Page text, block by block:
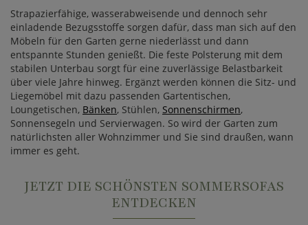
Strapazierfähige, wasserabweisende und dennoch sehr
einladende Bezugsstoffe sorgen dafür, dass man sich auf den
Möbeln für den Garten gerne niederlässt und dann
entspannte Stunden genießt. Die feste Polsterung mit dem
stabilen Unterbau sorgt für eine zuverlässige Belastbarkeit
über viele Jahre hinweg. Ergänzt werden können die Sitz- und
Liegemöbel mit dazu passenden Gartentischen,
Loungetischen, Bänken, Stühlen, Sonnenschirmen,
Sonnensegeln und Servierwagen. So wird der Garten zum
natürlichsten aller Wohnzimmer und Sie sind draußen, wann
immer es geht.
JETZT DIE SCHÖNSTEN SOMMERSOFAS
ENTDECKEN